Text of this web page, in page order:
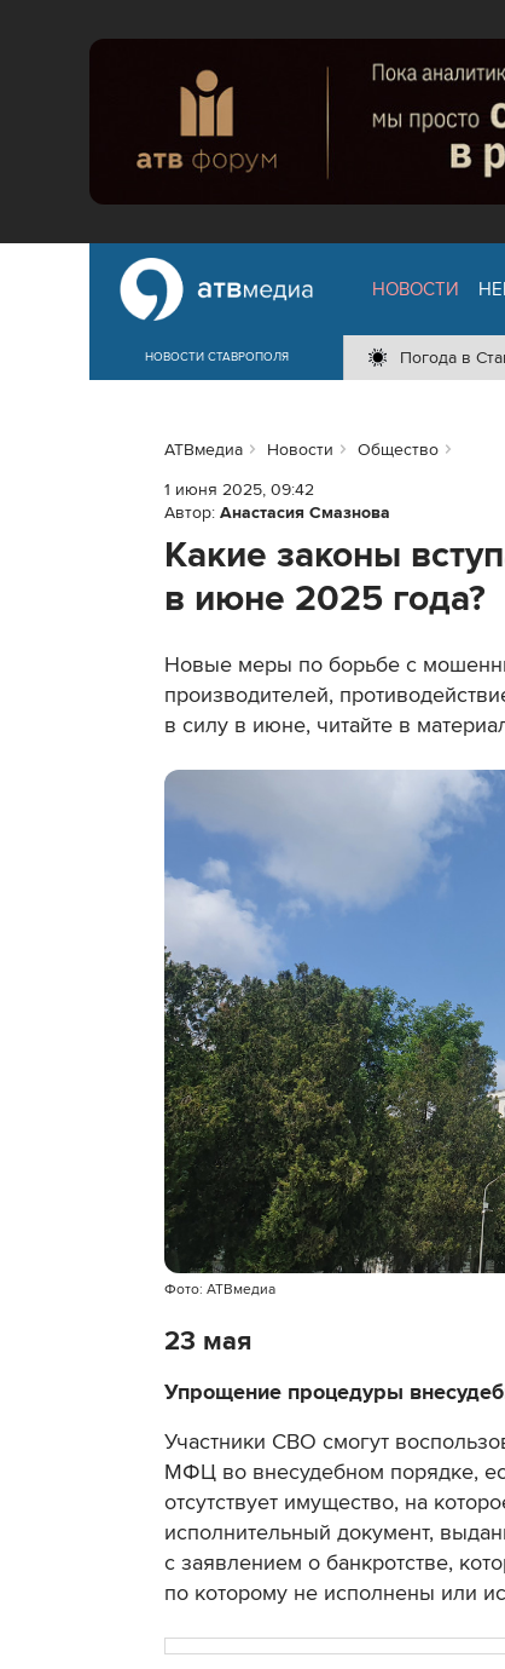
НОВОСТИ СТАВРОПОЛЯ
НОВОСТИ
Погода в
АТВмедиа Новости
Общество
1 июня 2025, 09:42
Автор: Анастасия Смазнова
Какие законы
в июне 2025 года?
Новые меры по борьбе с
производителей,
в силу в июне, читайте в
Фото: АТВмедиа
23 мая
Упрощение процедуры
Участники СВО смогут
МФЦ во внесудебном порядке,
отсутствует имущество, на
исполнительный документ,
с заявлением о банкротстве,
по которому не исполнены или